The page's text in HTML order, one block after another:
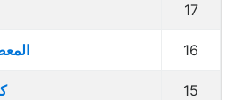
17
16
15